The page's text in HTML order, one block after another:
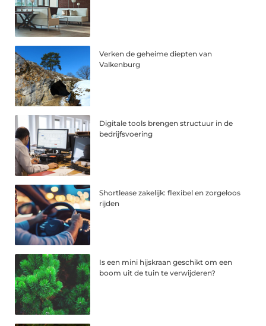
Verken de geheime diepten van
Valkenburg
Digitale tools brengen structuur in de
bedrijfsvoering
Shortlease zakelijk: flexibel en zorgeloos
rijden
Is een mini hijskraan geschikt om een
boom uit de tuin te verwijderen?